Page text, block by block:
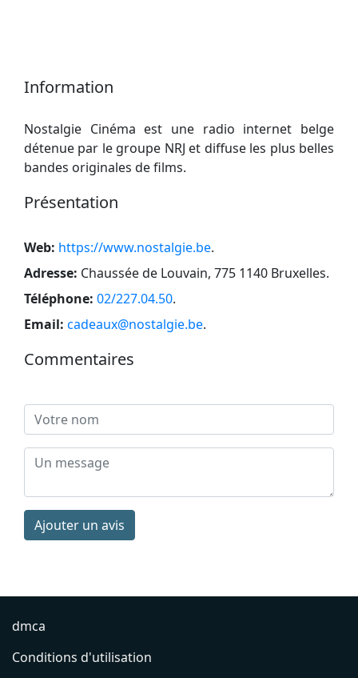
Information
Nostalgie Cinéma est une radio internet belge
détenue par le groupe NRJ et diffuse les plus belles
bandes originales de films.
Présentation
Web: https://www.nostalgie.be.
Adresse: Chaussée de Louvain, 775 1140 Bruxelles.
Téléphone: 02/227.04.50.
Email: cadeaux@nostalgie.be.
Commentaires
Ajouter un avis
dmca
Conditions d'utilisation